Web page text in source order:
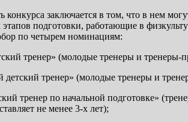
конкурса заключается в том, что в нем
этапов подготовки, работающие в
по четырем номинациям:
тренер» (молодые тренеры и тренеры-
тренер» (молодые тренеры и
тренер по начальной подготовке»
не менее 3-х лет);